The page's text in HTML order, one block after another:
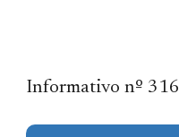
Informativo nº 316